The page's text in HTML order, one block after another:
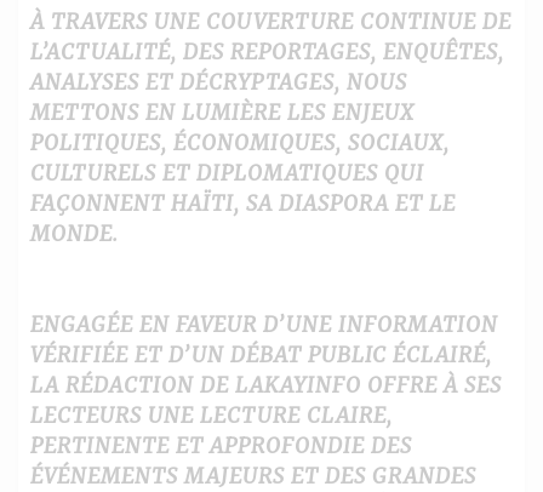
À TRAVERS UNE COUVERTURE CONTINUE DE
L’ACTUALITÉ, DES REPORTAGES, ENQUÊTES,
ANALYSES ET DÉCRYPTAGES, NOUS
METTONS EN LUMIÈRE LES ENJEUX
POLITIQUES, ÉCONOMIQUES, SOCIAUX,
CULTURELS ET DIPLOMATIQUES QUI
FAÇONNENT HAÏTI, SA DIASPORA ET LE
MONDE.
ENGAGÉE EN FAVEUR D’UNE INFORMATION
VÉRIFIÉE ET D’UN DÉBAT PUBLIC ÉCLAIRÉ,
LA RÉDACTION DE LAKAYINFO OFFRE À SES
LECTEURS UNE LECTURE CLAIRE,
PERTINENTE ET APPROFONDIE DES
ÉVÉNEMENTS MAJEURS ET DES GRANDES